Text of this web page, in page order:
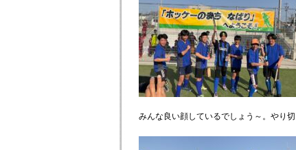
みんな良い顔しているでしょう～。やり